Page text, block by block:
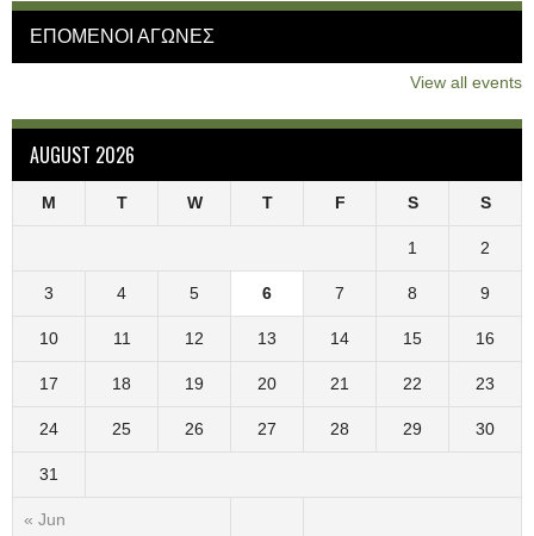
ΕΠΟΜΕΝΟΙ ΑΓΩΝΕΣ
View all events
AUGUST 2026
M T W T F S S
« Jun
1 2
3 4 5 6 7 8 9
10 11 12 13 14 15 16
17 18 19 20 21 22 23
24 25 26 27 28 29 30
31